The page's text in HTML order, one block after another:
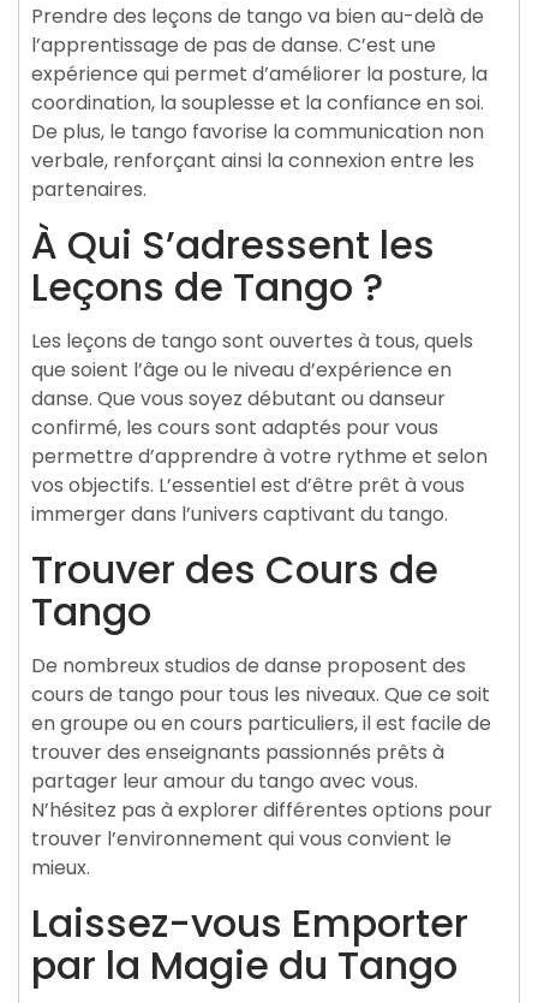
Prendre des leçons de tango va bien au-delà de
l’apprentissage de pas de danse. C’est une
expérience qui permet d’améliorer la posture, la
coordination, la souplesse et la confiance en soi.
De plus, le tango favorise la communication non
verbale, renforçant ainsi la connexion entre les
partenaires.
À Qui S’adressent les
Leçons de Tango ?
Les leçons de tango sont ouvertes à tous, quels
que soient l’âge ou le niveau d’expérience en
danse. Que vous soyez débutant ou danseur
confirmé, les cours sont adaptés pour vous
permettre d’apprendre à votre rythme et selon
vos objectifs. L’essentiel est d’être prêt à vous
immerger dans l’univers captivant du tango.
Trouver des Cours de
Tango
De nombreux studios de danse proposent des
cours de tango pour tous les niveaux. Que ce soit
en groupe ou en cours particuliers, il est facile de
trouver des enseignants passionnés prêts à
partager leur amour du tango avec vous.
N’hésitez pas à explorer différentes options pour
trouver l’environnement qui vous convient le
mieux.
Laissez-vous Emporter
par la Magie du Tango